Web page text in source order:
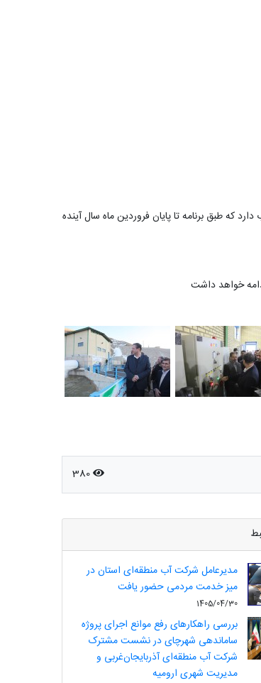
در مراسم رها سازی آب این سد گفت : در حال حاضر سد چپر آباد ۳۸ میلیون متر مکعب آب دارد که طبق برنامه تا پایان فروردین ماه سال آینده
خواهد داشت
380
مدیرعامل شرکت آب منطقه‌ای استان در
میز خدمت مردمی حضور یافت
1405/04/30
بررسی راهکارهای رفع موانع اجرای پروژه
ساماندهی شهرچای در نشست مشترک
شرکت آب منطقه‌ای آذربایجان‌غربی و
مدیریت شهری ارومیه